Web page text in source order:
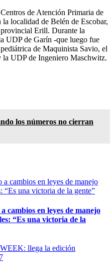
de Atención Primaria de
localidad de Belén de Escobar,
provincial Erill. Durante la
UDP de Garín -que luego fue
de Maquinista Savio, el
la UDP de Ingeniero Maschwitz.
los números no cierran
cambios en leyes de manejo
“Es una victoria de la